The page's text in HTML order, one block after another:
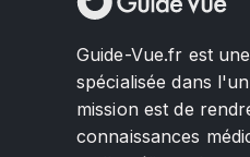
Guide-Vue.fr est
spécialisée dans
mission est de
connaissances